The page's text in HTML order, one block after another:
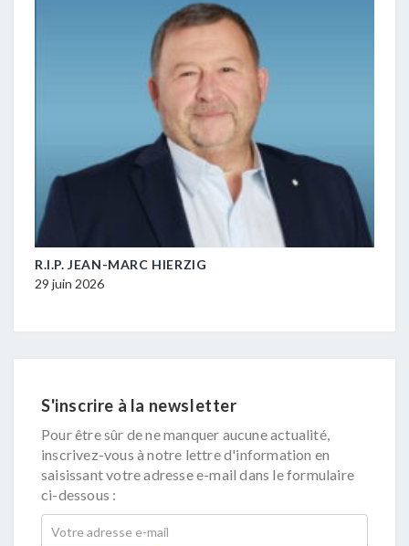
R.I.P. JEAN-MARC HIERZIG
29 juin 2026
S'inscrire à la newsletter
Pour être sûr de ne manquer aucune actualité,
inscrivez-vous à notre lettre d'information en
saisissant votre adresse e-mail dans le formulaire
ci-dessous :